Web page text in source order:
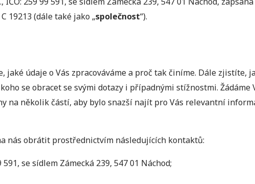
19213 (dále také jako „společnost“).
údaje o Vás zpracováváme a proč tak činíme. Dále zjistíte,
se obracet se svými dotazy i případnými stížnostmi. Žádáme
na několik částí, aby bylo snazší najít pro Vás relevantní
nás obrátit prostřednictvím následujících kontaktů:
591, se sídlem Zámecká 239, 547 01 Náchod;